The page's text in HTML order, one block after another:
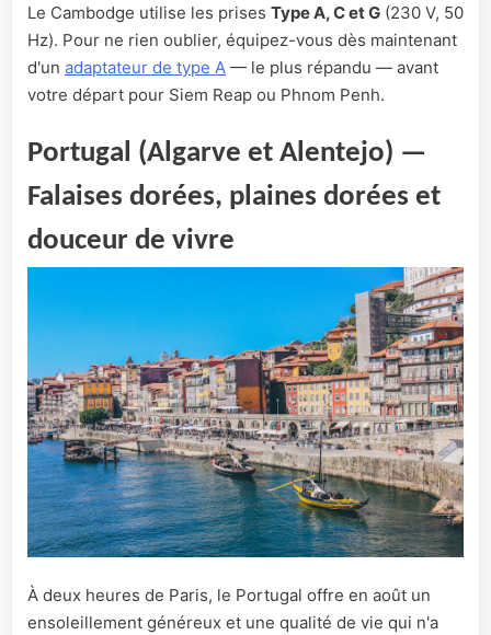
Le Cambodge utilise les prises Type A, C et G (230 V, 50
Hz). Pour ne rien oublier, équipez-vous dès maintenant
d'un adaptateur de type A — le plus répandu — avant
votre départ pour Siem Reap ou Phnom Penh.
Portugal (Algarve et Alentejo) —
Falaises dorées, plaines dorées et
douceur de vivre
À deux heures de Paris, le Portugal offre en août un
ensoleillement généreux et une qualité de vie qui n'a